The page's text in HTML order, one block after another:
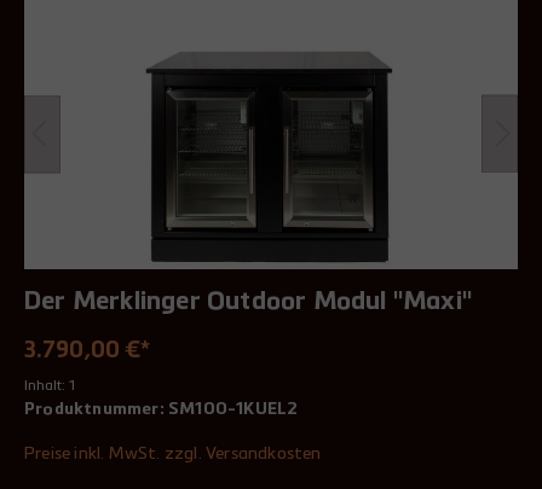
Der Merklinger Outdoor Modul "Maxi"
3.790,00 €*
Inhalt: 1
Produktnummer: SM100-1KUEL2
Preise inkl. MwSt. zzgl. Versandkosten